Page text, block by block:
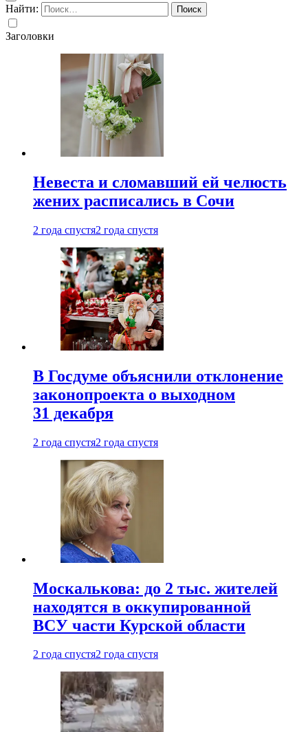
Найти:
Заголовки
Невеста и сломавший ей челюсть
жених расписались в Сочи
2 года спустя2 года спустя
В Госдуме объяснили отклонение
законопроекта о выходном
31 декабря
2 года спустя2 года спустя
Москалькова: до 2 тыс. жителей
находятся в оккупированной
ВСУ части Курской области
2 года спустя2 года спустя